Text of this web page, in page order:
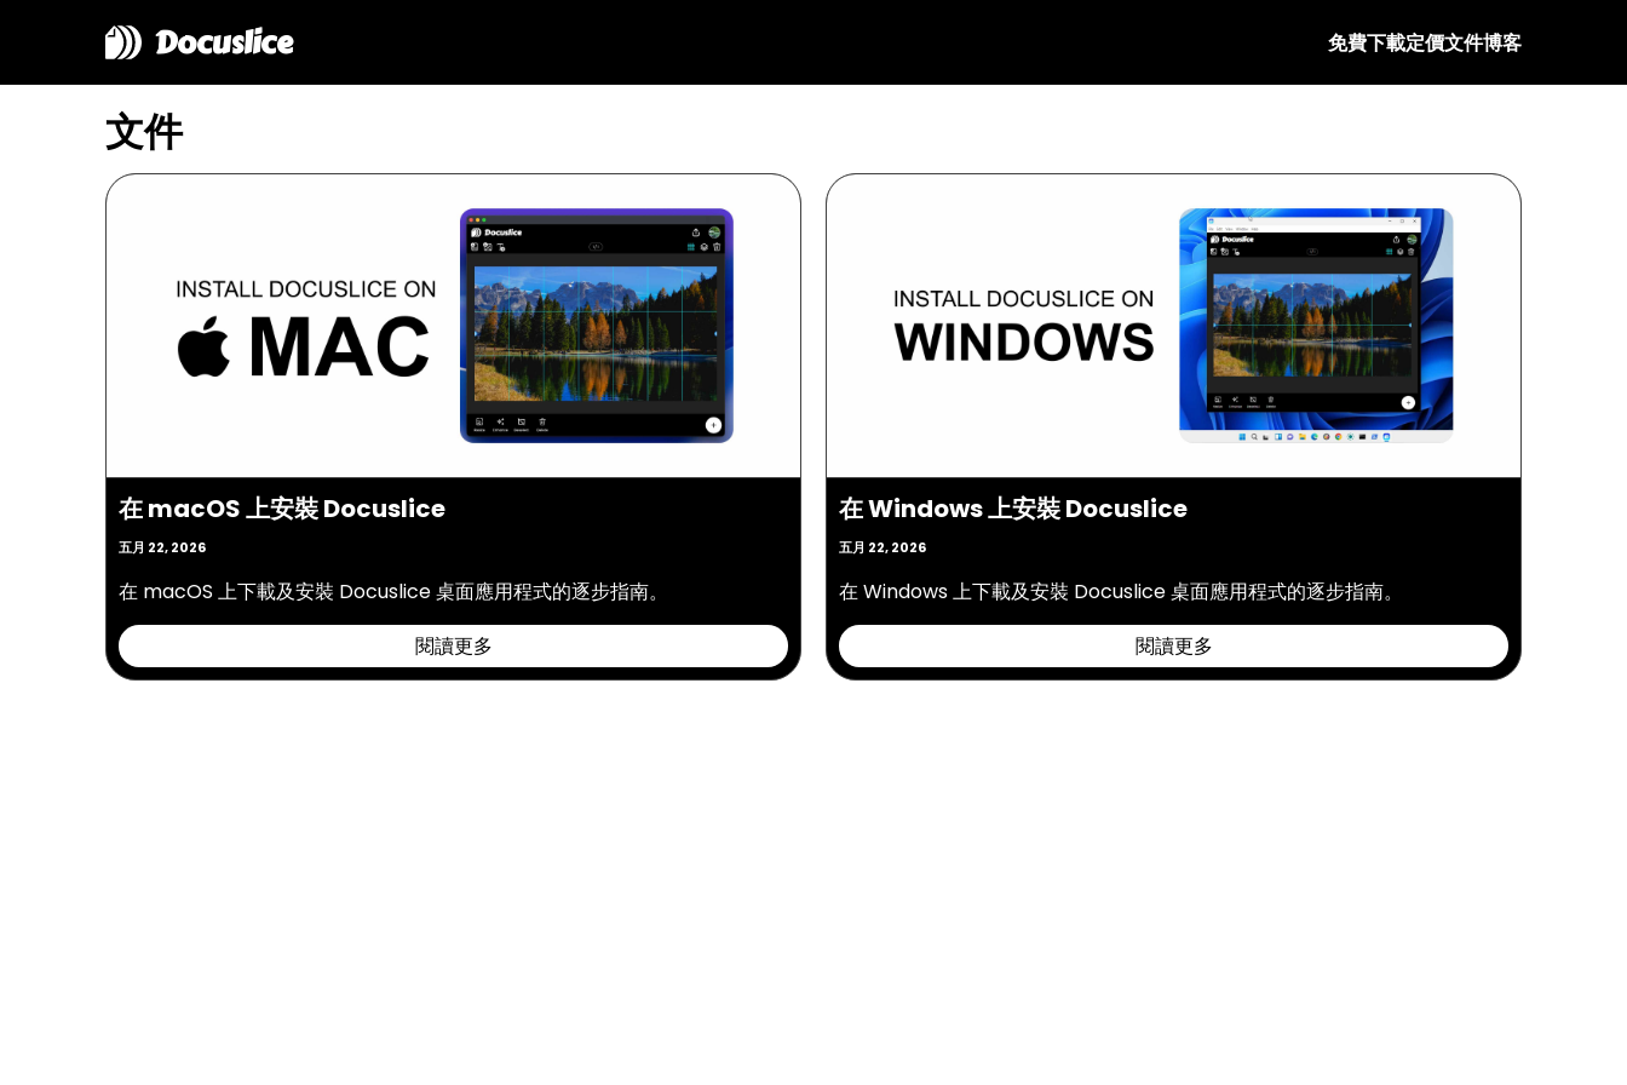
Docuslice 免費下載定價文件博客
文件
在 macOS 上安裝 Docuslice
五月 22, 2026
在 macOS 上下載及安裝 Docuslice 桌面應用程式的逐步指南。
閱讀更多
在 Windows 上安裝 Docuslice
五月 22, 2026
在 Windows 上下載及安裝 Docuslice 桌面應用程式的逐步指南。
閱讀更多